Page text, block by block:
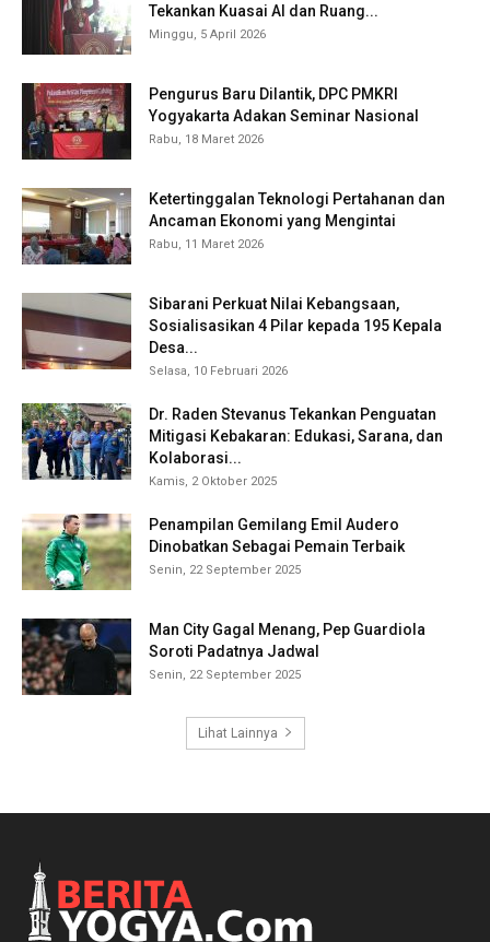
Tekankan Kuasai AI dan Ruang...
Minggu, 5 April 2026
Pengurus Baru Dilantik, DPC PMKRI
Yogyakarta Adakan Seminar Nasional
Rabu, 18 Maret 2026
Ketertinggalan Teknologi Pertahanan dan
Ancaman Ekonomi yang Mengintai
Rabu, 11 Maret 2026
Sibarani Perkuat Nilai Kebangsaan,
Sosialisasikan 4 Pilar kepada 195 Kepala
Desa...
Selasa, 10 Februari 2026
Dr. Raden Stevanus Tekankan Penguatan
Mitigasi Kebakaran: Edukasi, Sarana, dan
Kolaborasi...
Kamis, 2 Oktober 2025
Penampilan Gemilang Emil Audero
Dinobatkan Sebagai Pemain Terbaik
Senin, 22 September 2025
Man City Gagal Menang, Pep Guardiola
Soroti Padatnya Jadwal
Senin, 22 September 2025
Lihat Lainnya